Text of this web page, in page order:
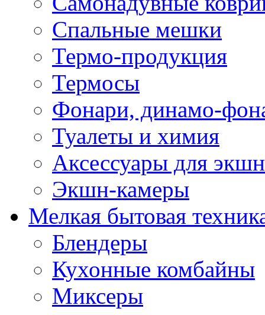
Спальные мешки
Термо-продукция
Термосы
Фонари, динамо-
Туалеты и химия
Аксессуары для
Экшн-камеры
Мелкая бытовая
Блендеры
Кухонные комбайны
Миксеры